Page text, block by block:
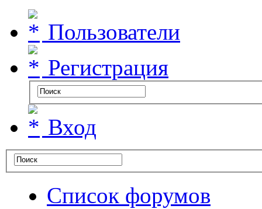
Пользователи
Регистрация
Вход
Список форумов